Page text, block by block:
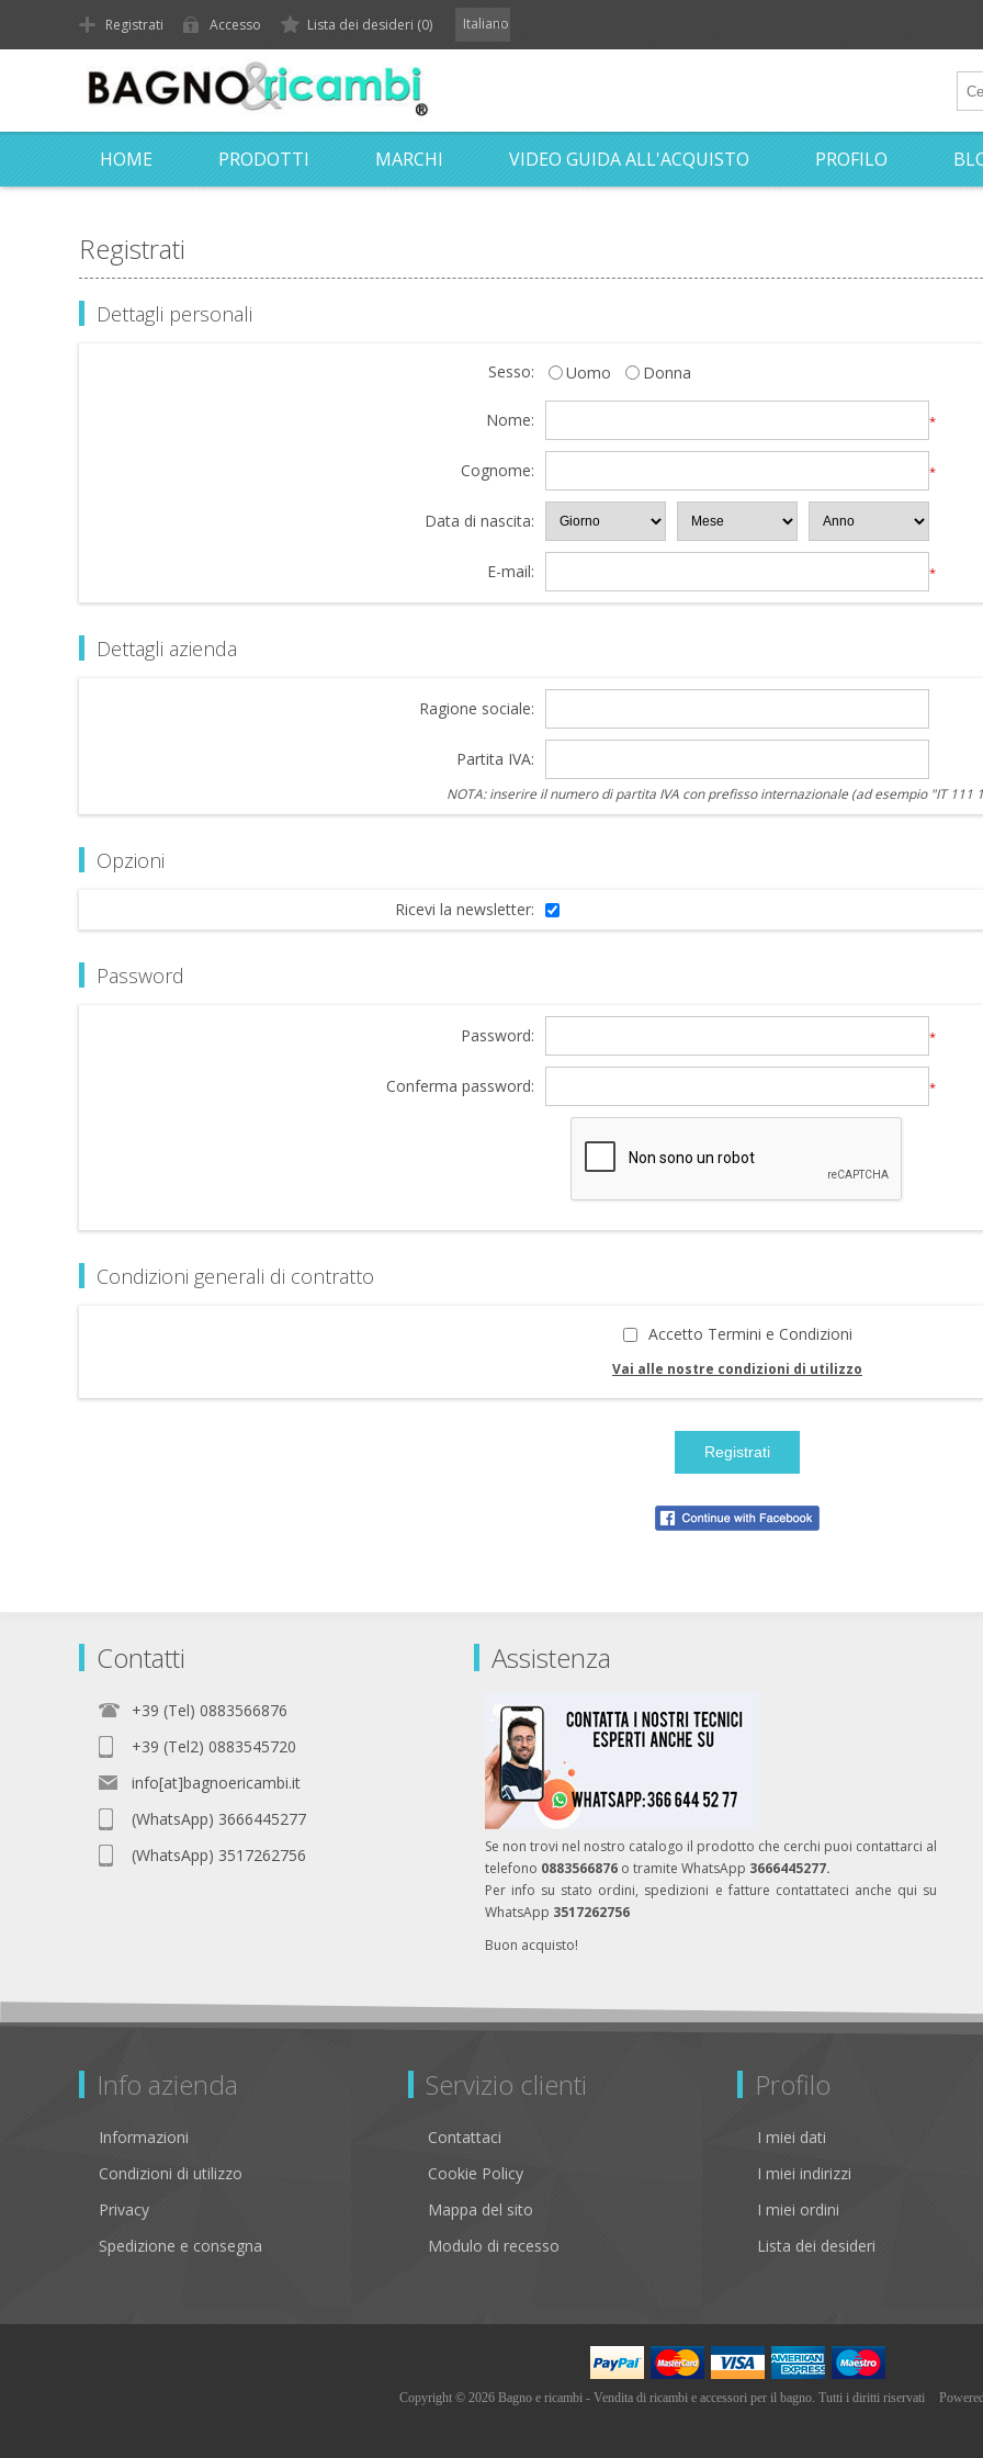
Registrati Accesso Lista dei desideri (0) Italiano
HOME PRODOTTI MARCHI VIDEO GUIDA ALL'ACQUISTO PROFILO
Registrati
Dettagli personali
Sesso: Uomo Donna
Nome: *
Cognome: *
Data di nascita:
E-mail: *
Dettagli azienda
Ragione sociale:
Partita IVA:
NOTA: inserire il numero di partita IVA con prefisso internazionale (ad esempio "IT 111
Opzioni
Ricevi la newsletter:
Password
Password: *
Conferma password: *
Condizioni generali di contratto
Accetto Termini e Condizioni
Vai alle nostre condizioni di utilizzo
Contatti
+39 (Tel) 0883566876
+39 (Tel2) 0883545720
info[at]bagnoericambi.it
(WhatsApp) 3666445277
(WhatsApp) 3517262756
Assistenza
Se non trovi nel nostro catalogo il prodotto che cerchi puoi contattarci al
telefono 0883566876 o tramite WhatsApp 3666445277.
Per info su stato ordini, spedizioni e fatture contattateci anche qui su
WhatsApp 3517262756
Buon acquisto!
Info azienda
Informazioni
Condizioni di utilizzo
Privacy
Spedizione e consegna
Servizio clienti
Contattaci
Cookie Policy
Mappa del sito
Modulo di recesso
Profilo
I miei dati
I miei indirizzi
I miei ordini
Lista dei desideri
Copyright © 2026 Bagno e ricambi - Vendita di ricambi e accessori per il bagno. Tutti i diritti riservati